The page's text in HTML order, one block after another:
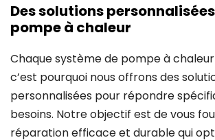
Des solutions
pompe à chaleur
Chaque système de pompe à
c’est pourquoi nous offrons des
personnalisées pour répondre
besoins. Notre objectif est de vous
réparation efficace et durable qui